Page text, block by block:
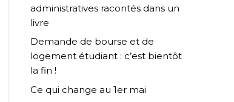
administratives racontés dans un
livre
Demande de bourse et de
logement étudiant : c’est bientôt
la fin !
Ce qui change au 1er mai